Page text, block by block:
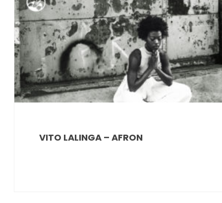
VITO LALINGA – AFRON